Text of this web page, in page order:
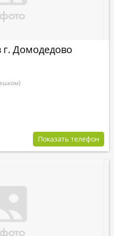
г. Домодедово
Показать телефон